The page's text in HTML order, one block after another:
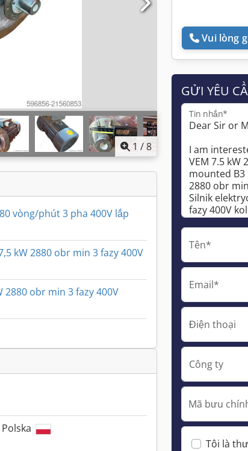
1 /8
vòng/phút 3 pha 400V lắp
kW 2880 obr min 3 fazy 400V
2880 obr min 3 fazy 400V
Vui lòng
GỬI YÊU
Tin nhắn*
Tên*
Email*
Điện thoại
Công ty
Mã bưu
Tôi là